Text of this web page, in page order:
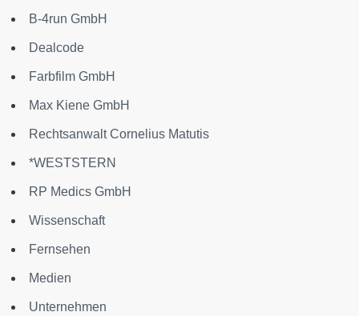
B-4run GmbH
Dealcode
Farbfilm GmbH
Max Kiene GmbH
Rechtsanwalt Cornelius Matutis
*WESTSTERN
RP Medics GmbH
Wissenschaft
Fernsehen
Medien
Unternehmen